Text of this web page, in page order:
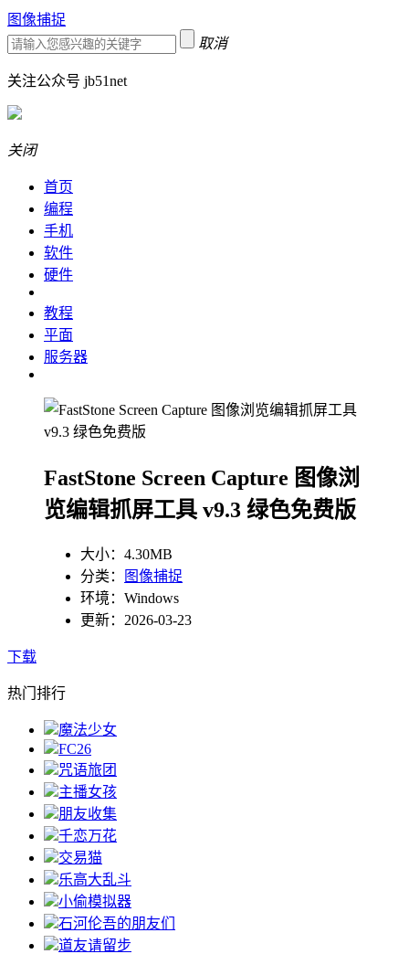
图像捕捉
取消
关注公众号 jb51net
关闭
首页
编程
手机
软件
硬件
教程
平面
服务器
FastStone Screen Capture 图像浏
览编辑抓屏工具 v9.3 绿色免费版
大小：4.30MB
分类：
图像捕捉
环境：Windows
更新：2026-03-23
下载
热门排行
魔法少女
FC26
咒语旅团
主播女孩
朋友收集
千恋万花
交易猫
乐高大乱斗
小偷模拟器
石河伦吾的朋友们
道友请留步